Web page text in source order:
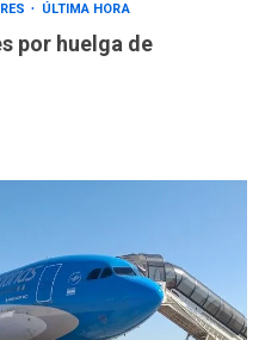
ÚLTIMA HORA
por huelga de